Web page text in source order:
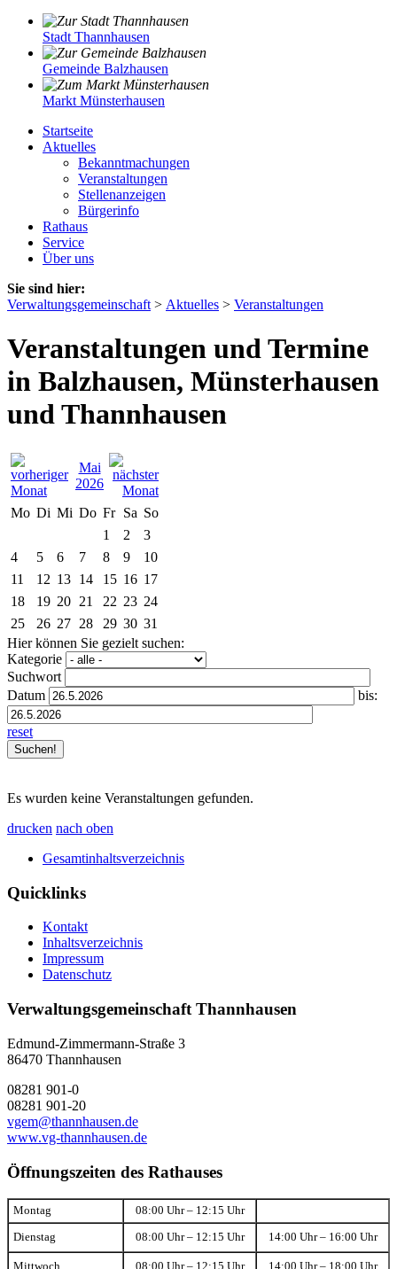
Stadt Thannhausen
Gemeinde Balzhausen
Markt Münsterhausen
Startseite
Aktuelles
Bekanntmachungen
Veranstaltungen
Stellenanzeigen
Bürgerinfo
Rathaus
Service
Über uns
Sie sind hier:
Verwaltungsgemeinschaft > Aktuelles > Veranstaltungen
Veranstaltungen und Termine
in Balzhausen, Münsterhausen
und Thannhausen
Mai
2026
Mo Di Mi Do Fr Sa So
1
2
3
4
5 6 7 8 9
10
11
12 13 14 15 16 17
18
19 20 21 22 23 24
25
26 27 28 29 30 31
Hier können Sie gezielt suchen:
Kategorie
Suchwort
Datum
bis:
reset
Es wurden keine Veranstaltungen gefunden.
drucken nach oben
Gesamtinhaltsverzeichnis
Quicklinks
Kontakt
Inhaltsverzeichnis
Impressum
Datenschutz
Verwaltungsgemeinschaft Thannhausen
Edmund-Zimmermann-Straße 3
86470 Thannhausen
08281 901-0
08281 901-20
vgem@thannhausen.de
www.vg-thannhausen.de
Öffnungszeiten des Rathauses
Montag 08:00 Uhr – 12:15 Uhr
Dienstag 08:00 Uhr – 12:15 Uhr 14:00 Uhr – 16:00 Uhr